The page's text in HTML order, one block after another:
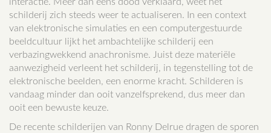
interactie. Meer dan eens dood verklaard, weet het
schilderij zich steeds weer te actualiseren. In een context
van elektronische simulaties en een computergestuurde
beeldcultuur lijkt het ambachtelijke schilderij een
verbazingwekkend anachronisme. Juist deze materiële
aanwezigheid verleent het schilderij, in tegenstelling tot de
elektronische beelden, een enorme kracht. Schilderen is
vandaag minder dan ooit vanzelfsprekend, dus meer dan
ooit een bewuste keuze.
De recente schilderijen van Ronny Delrue dragen de sporen